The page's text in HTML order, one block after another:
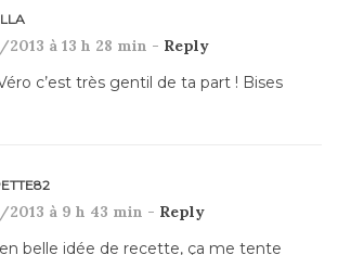
à 13 h 28 min - Reply
c’est très gentil de ta part ! Bises
à 9 h 43 min - Reply
belle idée de recette, ça me tente